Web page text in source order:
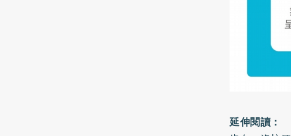
延伸閱讀：